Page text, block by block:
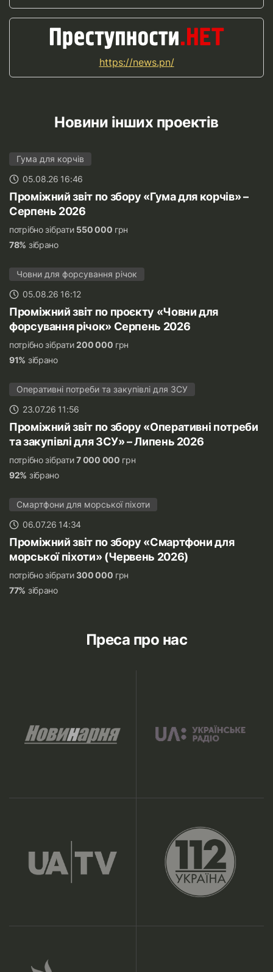
https://news.pn/
Новини інших проектів
Гума для корчів
05.08.26 16:46
Проміжний звіт по збору «Гума для корчів» –
Серпень 2026
потрібно зібрати 550 000 грн
78% зібрано
Човни для форсування річок
05.08.26 16:12
Проміжний звіт по проєкту «Човни для
форсування річок» Серпень 2026
потрібно зібрати200 000 грн
91% зібрано
Оперативні потреби та закупівлі для ЗСУ
23.07.26 11:56
Проміжний звіт по збору «Оперативні потреби
та закупівлі для ЗСУ» – Липень 2026
потрібно зібрати7 000 000 грн
92% зібрано
Смартфони для морської піхоти
06.07.26 14:34
Проміжний звіт по збору «Смартфони для
морської піхоти» (Червень 2026)
потрібно зібрати300 000 грн
77% зібрано
Преса про нас